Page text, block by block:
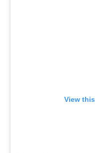
View